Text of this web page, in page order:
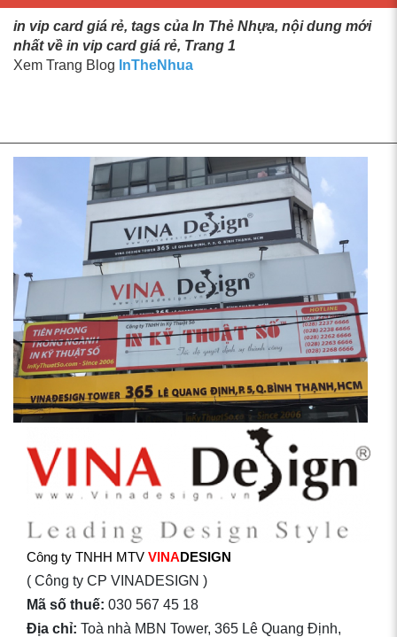
in vip card giá rẻ, tags của In Thẻ Nhựa, nội dung mới
nhất về in vip card giá rẻ, Trang 1
Xem Trang Blog InTheNhua
Công ty TNHH MTV VINADESIGN
( Công ty CP VINADESIGN )
Mã số thuế: 030 567 45 18
Địa chỉ: Toà nhà MBN Tower, 365 Lê Quang Định,